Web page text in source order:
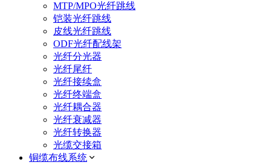
MTP/MPO光纤跳线
铠装光纤跳线
皮线光纤跳线
ODF光纤配线架
光纤分光器
光纤尾纤
光纤接续盒
光纤终端盒
光纤耦合器
光纤衰减器
光纤转换器
光缆交接箱
铜缆布线系统